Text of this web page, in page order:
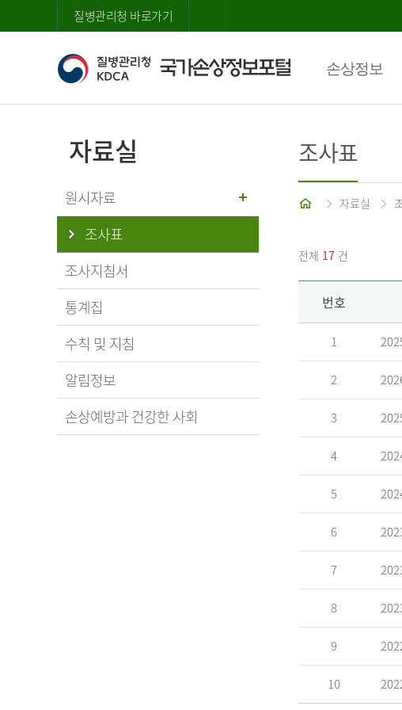
질병관리청 바로가기
손상정보
자료실
원시자료
조사표
조사지침서
통계집
수칙 및 지침
알림정보
손상예방과 건강한 사회
조사표
홈 자료실
전체 17 건
번호
1
2
3
4
5
6
7
8
9
10